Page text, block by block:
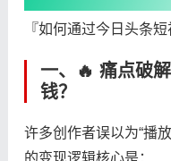
『如何通过今日头条短
一、🔥 ​ 痛点破
钱？​
许多创作者误以为“播
的变现逻辑核心是：